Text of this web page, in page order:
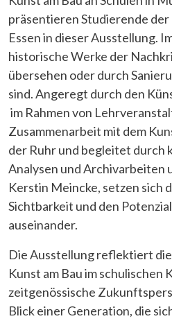
präsentieren Studierende
Essen in dieser Ausstellung.
historische Werke der
übersehen oder durch
sind. Angeregt durch den
im Rahmen von
Zusammenarbeit mit dem
der Ruhr und begleitet durch
Analysen und Archivarbeiten
Kerstin Meincke, setzen sich
Sichtbarkeit und den
auseinander.
Die Ausstellung reflektiert
Kunst am Bau im
zeitgenössische
Blick einer Generation, die